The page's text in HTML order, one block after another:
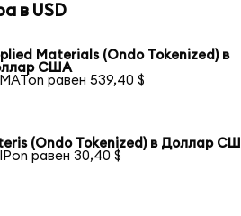
в USD
Materials (Ondo Tokenized) в
США
равен 539,40 $
(Ondo Tokenized) в Доллар
равен 30,40 $